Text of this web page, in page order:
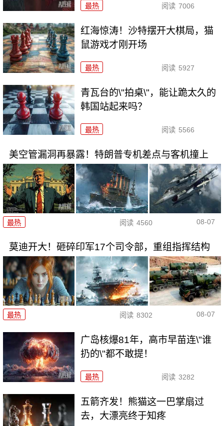
最热 阅读 7006
红海惊涛！沙特摆开大棋局，猫
鼠游戏才刚开场
最热 阅读 5927
青瓦台的\"拍桌\"，能让跪太久的
韩国站起来吗？
最热 阅读 5566
美空管漏洞再暴露！特朗普专机差点与客机撞上
最热 阅读 4560 08-07
莫迪开大！砸碎印军17个司令部，重组指挥结构
最热 阅读 8302 08-07
广岛核爆81年，高市早苗连\"谁
扔的\"都不敢提！
最热 阅读 3282
五箭齐发！熊猫这一巴掌扇过
去，大漂亮终于知疼